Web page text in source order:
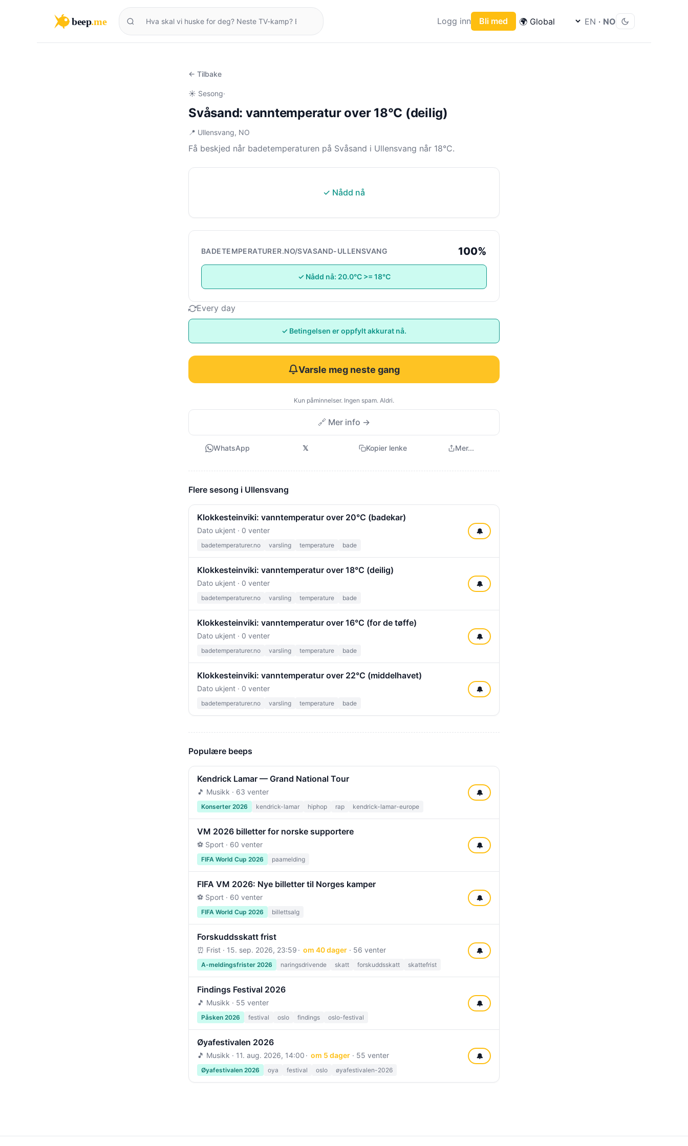
beep.me Logg inn Bli med EN · NO
← Tilbake
☀️ Sesong·
Svåsand: vanntemperatur over 18°C (deilig)
📍 Ullensvang, NO
Få beskjed når badetemperaturen på Svåsand i Ullensvang når 18°C.
✓ Nådd nå
BADETEMPERATURER.NO/SVASAND-ULLENSVANG 100%
✓ Nådd nå: 20.0°C >= 18°C
Every day
✓ Betingelsen er oppfylt akkurat nå.
Varsle meg neste gang
Kun påminnelser. Ingen spam. Aldri.
🔗 Mer info →
WhatsApp 𝕏 Kopier lenke Mer...
Flere sesong i Ullensvang
Klokkesteinviki: vanntemperatur over 20°C (badekar)
Dato ukjent · 0 venter
badetemperaturer.no varsling temperature bade
🔔
Klokkesteinviki: vanntemperatur over 18°C (deilig)
Dato ukjent · 0 venter
badetemperaturer.no varsling temperature bade
🔔
Klokkesteinviki: vanntemperatur over 16°C (for de tøffe)
Dato ukjent · 0 venter
badetemperaturer.no varsling temperature bade
🔔
Klokkesteinviki: vanntemperatur over 22°C (middelhavet)
Dato ukjent · 0 venter
badetemperaturer.no varsling temperature bade
🔔
Populære beeps
Kendrick Lamar — Grand National Tour
🎵 Musikk · 63 venter
Konserter 2026 kendrick-lamar hiphop rap kendrick-lamar-europe
🔔
VM 2026 billetter for norske supportere
⚽ Sport · 60 venter
FIFA World Cup 2026 paamelding
🔔
FIFA VM 2026: Nye billetter til Norges kamper
⚽ Sport · 60 venter
FIFA World Cup 2026 billettsalg
🔔
Forskuddsskatt frist
⏰ Frist · 15. sep. 2026, 23:59 om 40 dager· 56 venter
A-meldingsfrister 2026 naringsdrivende skatt forskuddsskatt skattefrist
🔔
Findings Festival 2026
🎵 Musikk · 55 venter
Påsken 2026 festival oslo findings oslo-festival
🔔
Øyafestivalen 2026
🎵 Musikk · 11. aug. 2026, 14:00 om 5 dager· 55 venter
Øyafestivalen 2026 oya festival oslo øyafestivalen-2026
🔔